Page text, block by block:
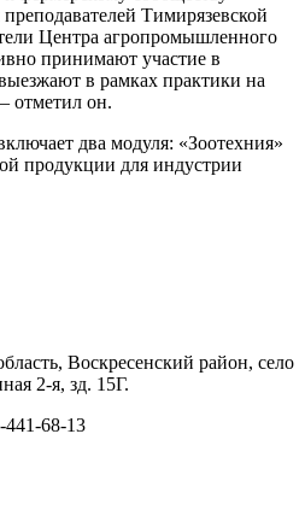
Тимирязевской
Центра агропромышленного
принимают участие в
в рамках практики на
отметил он.
два модуля: «Зоотехния»
продукции для индустрии
Воскресенский район, село
2-я, зд. 15Г.
441-68-13